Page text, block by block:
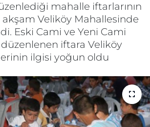
mahalle iftarlarının
Veliköy Mahallesinde
Eski Cami ve Yeni Cami
düzenlenen iftara Veliköy
ilgisi yoğun oldu
Haberleri